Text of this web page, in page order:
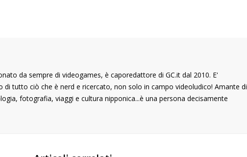
da sempre di videogames, è caporedattore di GC.it dal 2010. E'
di tutto ciò che è nerd e ricercato, non solo in campo videoludico! Amante di
fotografia, viaggi e cultura nipponica...è una persona decisamente